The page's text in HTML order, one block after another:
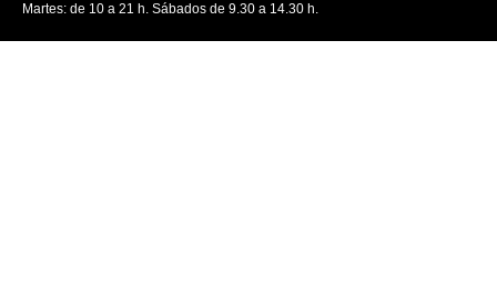
Martes: de 10 a 21 h. Sábados de 9.30 a 14.30 h.